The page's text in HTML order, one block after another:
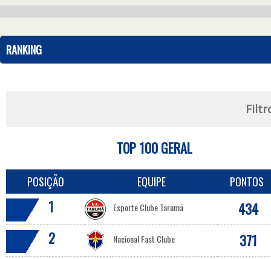
RANKING
TOP 100 GERAL
POSIÇÃO EQUIPE PONTOS
1 Esporte Clube Tarumã
434
2
Nacional Fast Clube
371